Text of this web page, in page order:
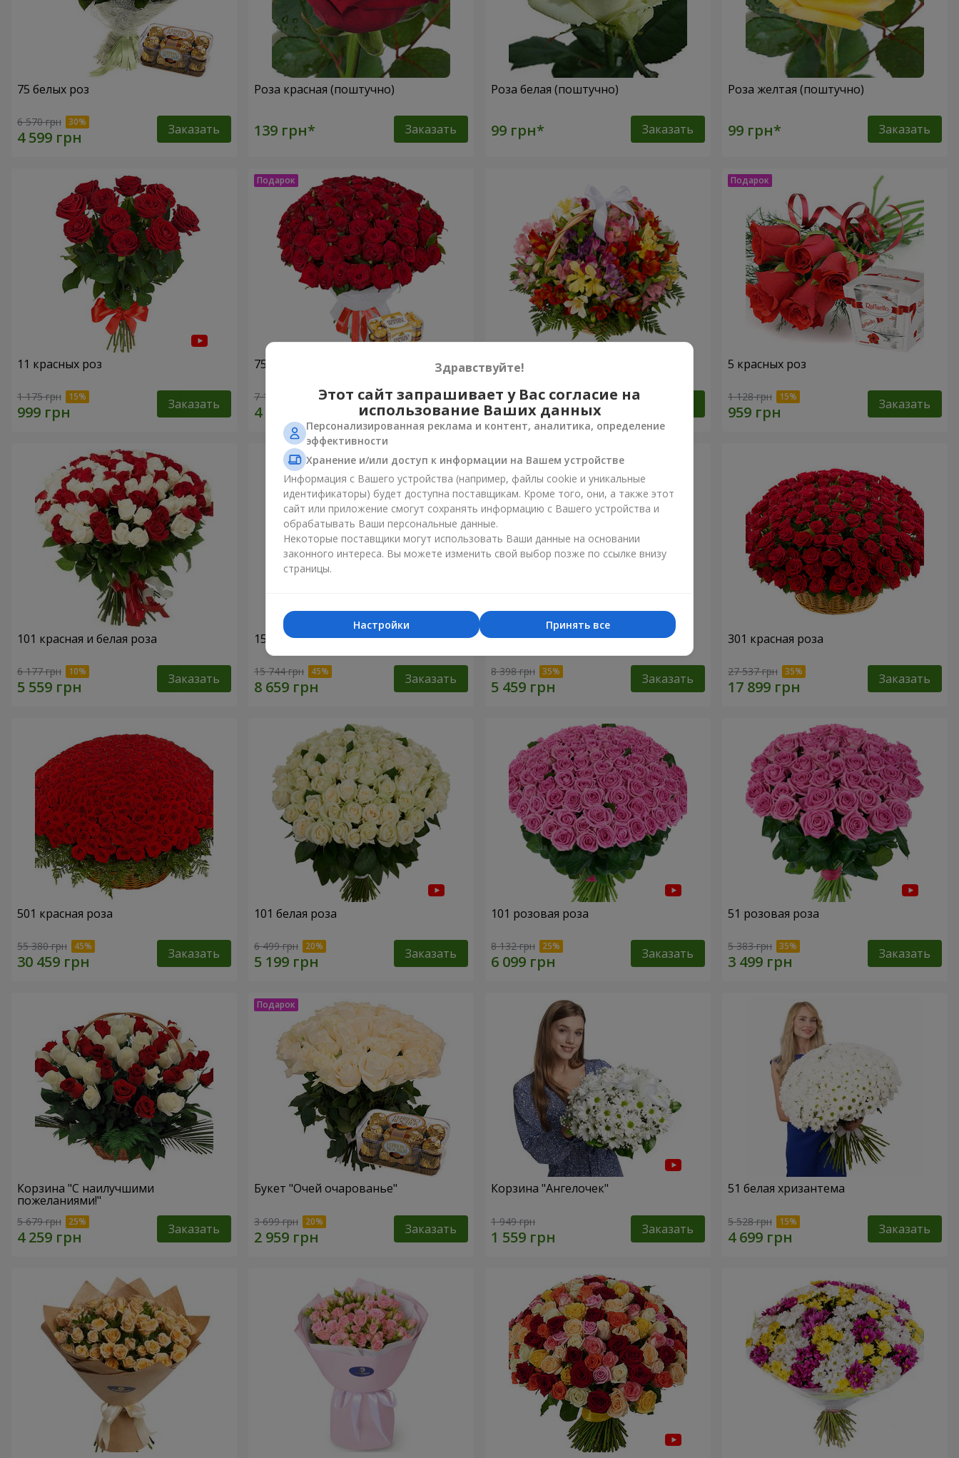
75 белых роз
6 570 грн Заказать
Роза красная (поштучно)
Заказать
Роза белая (поштучно)
Заказать
Роза желтая (поштучно)
Заказать
11 красных роз
1 175 грн Заказать
75 красных роз
7 141 грн Заказать
Корзина альстромерий "Акварель"
3 128 грн
5 красных роз
1 128 грн Заказать
101 красная и белая роза
6 177 грн Заказать
151 красная роза
15 744 грн Заказать
101 разноцветная роза
8 398 грн Заказать
301 красная роза
27 537 грн Заказать
501 красная роза
55 380 грн Заказать
101 белая роза
6 499 грн Заказать
101 розовая роза
8 132 грн Заказать
51 розовая роза
5 383 грн Заказать
Корзина "С наилучшими
пожеланиями!"
5 679 грн Заказать
Букет "Очей очарованье"
3 699 грн Заказать
Корзина "Ангелочек"
1 949 грн Заказать
51 белая хризантема
5 528 грн Заказать
Здравствуйте!
Этот сайт запрашивает у Вас согласие на
использование Ваших данных
Персонализированная реклама и контент, аналитика, определение
эффективности
Хранение и/или доступ к информации на Вашем устройстве
Информация с Вашего устройства (например, файлы cookie и уникальные
идентификаторы) будет доступна поставщикам. Кроме того, они, а также этот
сайт или приложение смогут сохранять информацию с Вашего устройства и
обрабатывать Ваши персональные данные.
Некоторые поставщики могут использовать Ваши данные на основании
законного интереса. Вы можете изменить свой выбор позже по ссылке внизу
страницы.
Принять все
Настройки